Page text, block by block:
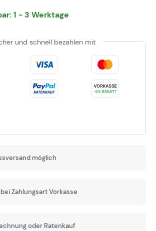
1 - 3 Werktage
und schnell bezahlen mit
möglich
Zahlungsart Vorkasse
oder Ratenkauf